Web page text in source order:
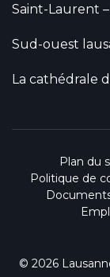
Saint-Laurent
Sud-ouest
La cathédrale
Plan du
Politique de
© 2026